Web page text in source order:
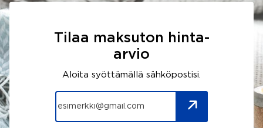
Tilaa maksuton hinta-
arvio
Aloita syöttämällä sähköpostisi.